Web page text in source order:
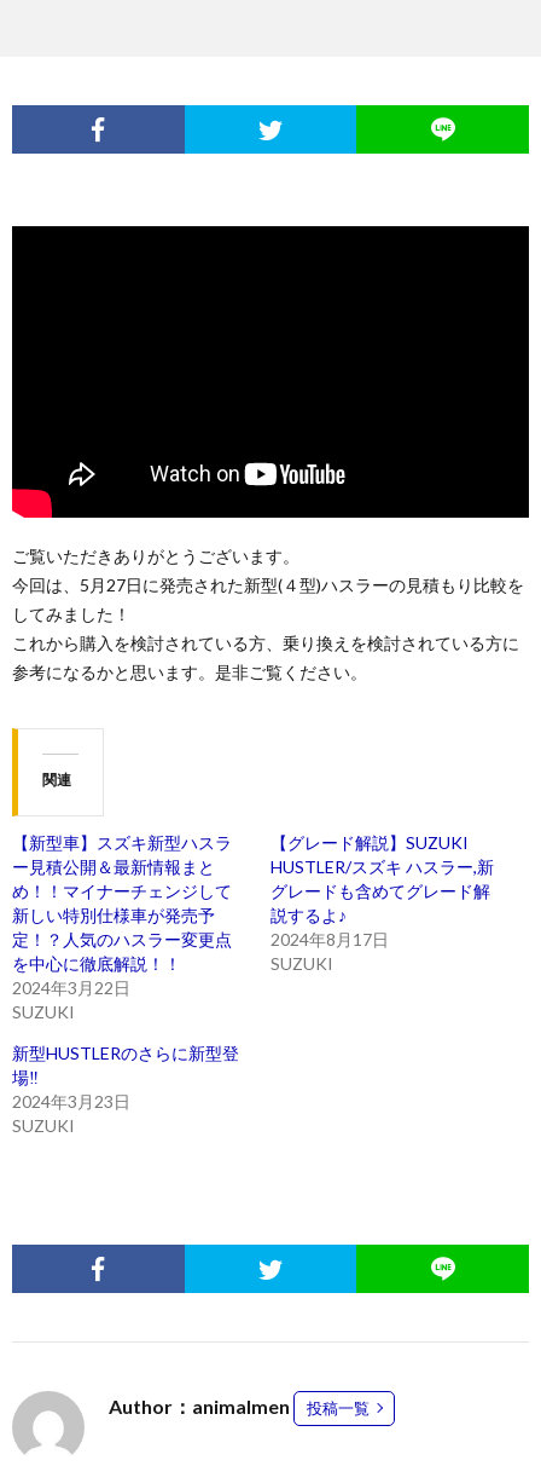
ご覧いただきありがとうございます。
今回は、5月27日に発売された新型(４型)ハスラーの見積もり比較を
してみました！
これから購入を検討されている方、乗り換えを検討されている方に
参考になるかと思います。是非ご覧ください。
関連
【新型車】スズキ新型ハスラ
ー見積公開＆最新情報まと
め！！マイナーチェンジして
新しい特別仕様車が発売予
定！？人気のハスラー変更点
を中心に徹底解説！！
2024年3月22日
SUZUKI
【グレード解説】SUZUKI
HUSTLER/スズキ ハスラー,新
グレードも含めてグレード解
説するよ♪
2024年8月17日
SUZUKI
新型HUSTLERのさらに新型登
場‼
2024年3月23日
SUZUKI
Author：animalmen 投稿一覧